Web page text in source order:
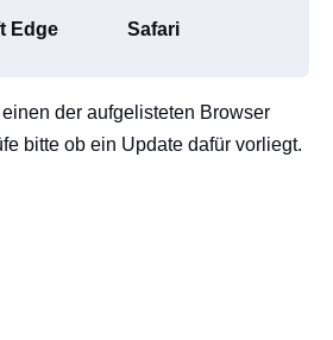
Edge Safari
der aufgelisteten Browser
bitte ob ein Update dafür vorliegt.